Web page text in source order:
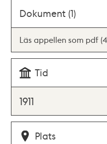
Dokument (1)
Läs appellen som pdf (4
Tid
1911
Plats